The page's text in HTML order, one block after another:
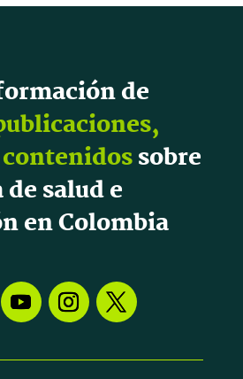
de
sobre
salud e
en Colombia